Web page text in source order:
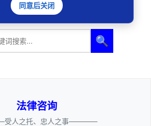
🔍
法律咨询
人之托、忠人之事————
同意后关闭